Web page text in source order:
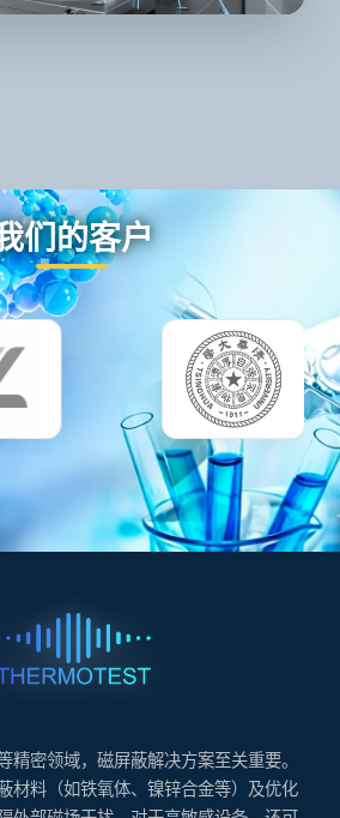
们的客户
精密领域，磁屏蔽解决方案至关重要。
材料（如铁氧体、镍锌合金等）及优化